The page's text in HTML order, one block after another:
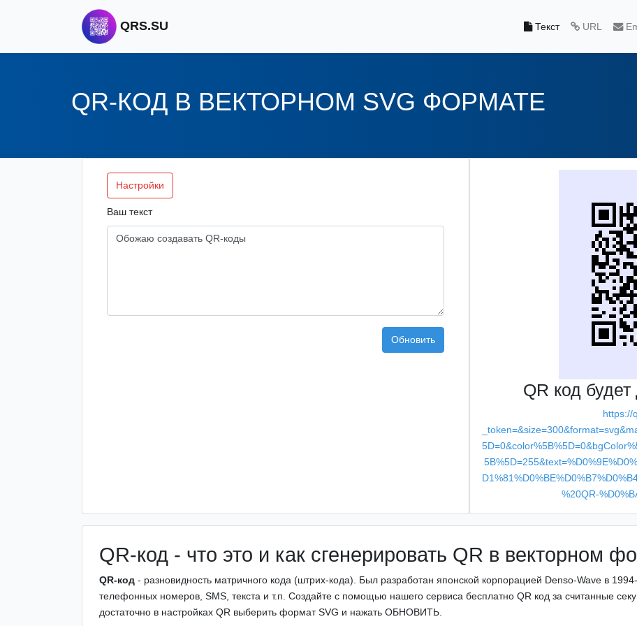
QRS.SU Текст URL
QR-КОД В ВЕКТОРНОМ SVG ФОРМАТЕ
Настройки
Ваш текст
Обновить
QR код
https://
%20QR-
QR-код - что это и как сгенерировать QR в векторном
QR-код - разновидность матричного кода (штрих-кода). Был разработан японской корпорацией Denso-Wave в
телефонных номеров, SMS, текста и т.п. Создайте с помощью нашего сервиса бесплатно QR код за считанные
достаточно в настройках QR выберить формат SVG и нажать ОБНОВИТЬ.